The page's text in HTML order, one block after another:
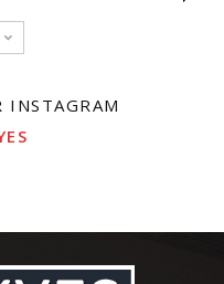
INSTAGRAM